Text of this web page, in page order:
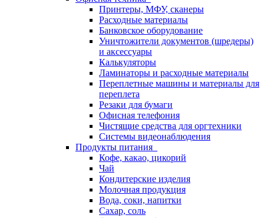
Принтеры, МФУ, сканеры
Расходные материалы
Банковское оборудование
Уничтожители документов (шредеры)
и аксессуары
Калькуляторы
Ламинаторы и расходные материалы
Переплетные машины и материалы для
переплета
Резаки для бумаги
Офисная телефония
Чистящие средства для оргтехники
Системы видеонаблюдения
Продукты питания
Кофе, какао, цикорий
Чай
Кондитерские изделия
Молочная продукция
Вода, соки, напитки
Сахар, соль